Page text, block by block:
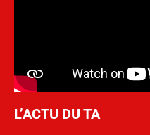
L’ACTU DU TA